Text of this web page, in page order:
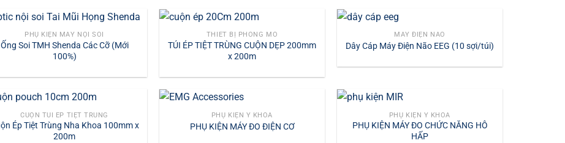
PHỤ KIỆN MÁY NỘI SOI
Ống Soi TMH Shenda Các Cỡ (Mới
100%)
THIẾT BỊ PHÒNG MỔ
TÚI ÉP TIỆT TRÙNG CUỘN DẸP 200mm
x 200m
MÁY ĐIỆN NÃO
Dây Cáp Máy Điện Não EEG (10 sợi/túi)
CUỘN TÚI ÉP TIỆT TRÙNG
Ép Tiệt Trùng Nha Khoa 100mm x
200m
PHỤ KIỆN Y KHOA
PHỤ KIỆN MÁY ĐO ĐIỆN CƠ
PHỤ KIỆN Y KHOA
PHỤ KIỆN MÁY ĐO CHỨC NĂNG HÔ
HẤP